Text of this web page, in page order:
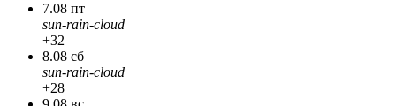
7.08 пт
sun-rain-cloud
+32
8.08 сб
sun-rain-cloud
+28